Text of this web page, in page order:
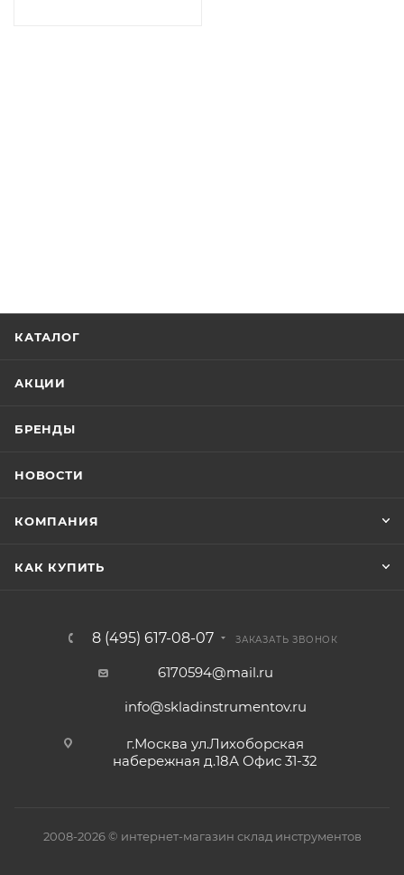
КАТАЛОГ
АКЦИИ
БРЕНДЫ
НОВОСТИ
КОМПАНИЯ
КАК КУПИТЬ
8 (495) 617-08-07 ЗАКАЗАТЬ ЗВОНОК
6170594@mail.ru
info@skladinstrumentov.ru
г.Москва ул.Лихоборская
набережная д.18А Офис 31-32
2008-2026 © интернет-магазин склад инструментов